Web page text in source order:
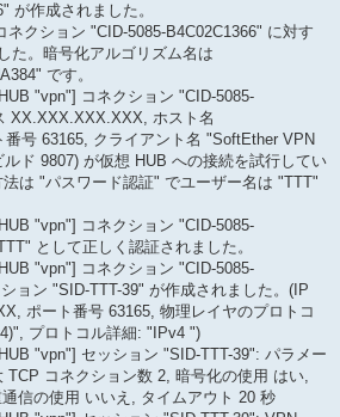
が作成されました。
ネクション "CID-5085-B4C02C1366" に対す
た。暗号化アルゴリズム名は
です。
"vpn"] コネクション "CID-5085-
XX.XXX.XXX.XXX, ホスト名
号 63165, クライアント名 "SoftEther VPN
ド 9807) が仮想 HUB への接続を試行してい
は "パスワード認証" でユーザー名は "TTT"
"vpn"] コネクション "CID-5085-
として正しく認証されました。
"vpn"] コネクション "CID-5085-
ョン "SID-TTT-39" が作成されました。(IP
ポート番号 63165, 物理レイヤのプロトコ
プロトコル詳細: "IPv4 ")
"vpn"] セッション "SID-TTT-39": パラメー
TCP コネクション数 2, 暗号化の使用 はい,
信の使用 いいえ, タイムアウト 20 秒